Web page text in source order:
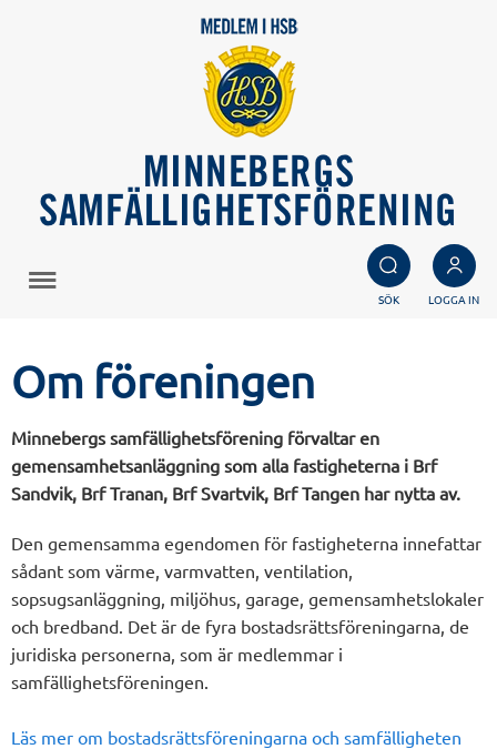
MINNEBERGS
SAMFÄLLIGHETSFÖRENING
SÖK LOGGA IN
Om föreningen
Minnebergs samfällighetsförening förvaltar en
gemensamhetsanläggning som alla fastigheterna i Brf
Sandvik, Brf Tranan, Brf Svartvik, Brf Tangen har nytta av.
Den gemensamma egendomen för fastigheterna innefattar
sådant som värme, varmvatten, ventilation,
sopsugsanläggning, miljöhus, garage, gemensamhetslokaler
och bredband. Det är de fyra bostadsrättsföreningarna, de
juridiska personerna, som är medlemmar i
samfällighetsföreningen.
Läs mer om bostadsrättsföreningarna och samfälligheten